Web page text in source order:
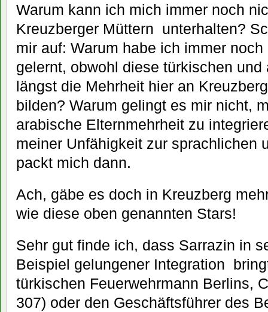
Warum kann ich mich immer noch
Kreuzberger Müttern unterhalten?
mir auf: Warum habe ich immer
gelernt, obwohl diese türkischen
längst die Mehrheit hier an
bilden? Warum gelingt es mir nicht,
arabische Elternmehrheit zu
meiner Unfähigkeit zur sprachlichen
packt mich dann.
Ach, gäbe es doch in Kreuzberg
wie diese oben genannten Stars!
Sehr gut finde ich, dass Sarrazin in
Beispiel gelungener Integration
türkischen Feuerwehrmann Berlins,
307) oder den Geschäftsführer des